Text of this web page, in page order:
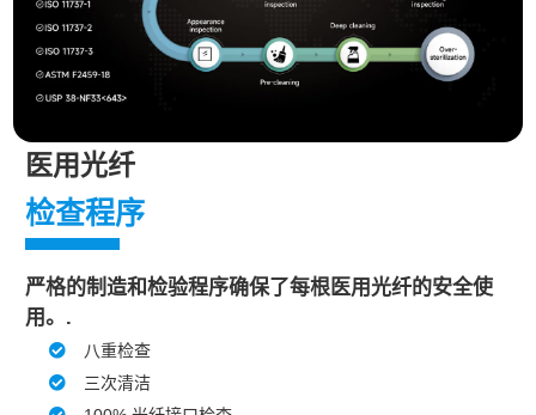
医用光纤
检查程序
严格的制造和检验程序确保了每根医用光纤的安全使
用。.
八重检查
三次清洁